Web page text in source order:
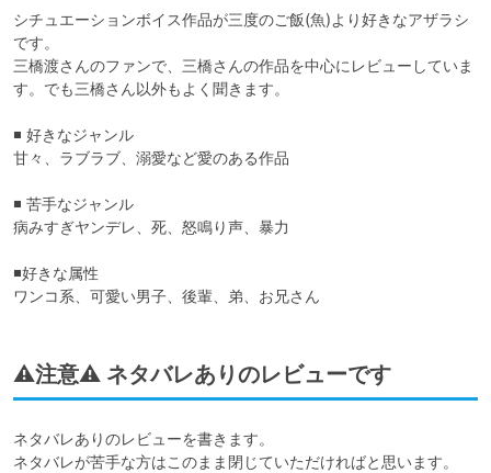
シチュエーションボイス作品が三度のご飯(魚)より好きなアザラシ
です。
三橋渡さんのファンで、三橋さんの作品を中心にレビューしていま
す。でも三橋さん以外もよく聞きます。
◾️ 好きなジャンル
甘々、ラブラブ、溺愛など愛のある作品
◾️ 苦手なジャンル
病みすぎヤンデレ、死、怒鳴り声、暴力
◾️好きな属性
ワンコ系、可愛い男子、後輩、弟、お兄さん
⚠️注意⚠️ ネタバレありのレビューです
ネタバレありのレビューを書きます。
ネタバレが苦手な方はこのまま閉じていただければと思います。